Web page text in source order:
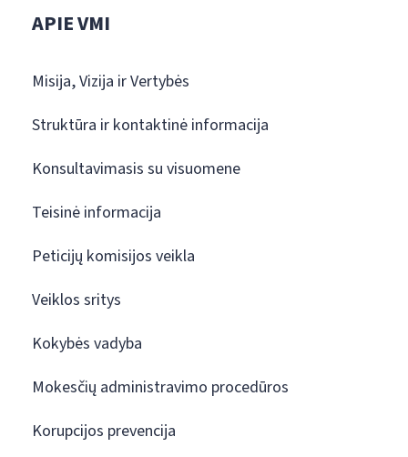
APIE VMI
Misija, Vizija ir Vertybės
Struktūra ir kontaktinė informacija
Konsultavimasis su visuomene
Teisinė informacija
Peticijų komisijos veikla
Veiklos sritys
Kokybės vadyba
Mokesčių administravimo procedūros
Korupcijos prevencija